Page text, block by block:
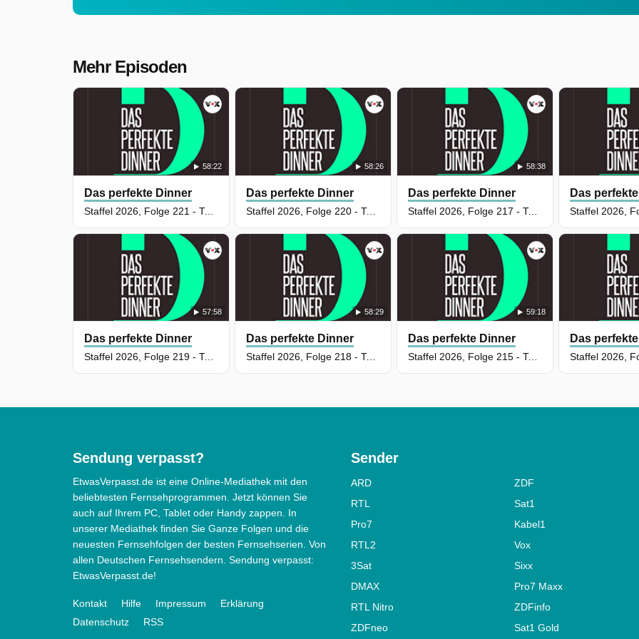
Mehr Episoden
58:22
Das perfekte Dinner
Staffel 2026, Folge 221 - Tag 3: Kim, Aachen
58:26
Das perfekte Dinner
Staffel 2026, Folge 220 - Tag 2: Alida, Aachen
57:58
Das perfekte Dinner
Staffel 2026, Folge 219 - Tag 1: Bastian, Aachen
58:29
Das perfekte Dinner
Staffel 2026, Folge 218 - Tag 5: Susanne, Darmstadt
58:38
Das perfekte Dinner
Staffel 2026, Folge 217 - Tag 4: Turina, Darmstadt
Das
59:18
Das perfekte Dinner
Staffel 2026, Folge 215 - Tag 2: Petra, Darmstadt
Das
Sendung verpasst?
EtwasVerpasst.de ist eine Online-Mediathek mit den
beliebtesten Fernsehprogrammen. Jetzt können Sie
auch auf Ihrem PC, Tablet oder Handy zappen. In
unserer Mediathek finden Sie Ganze Folgen und die
neuesten Fernsehfolgen der besten Fernsehserien. Von
allen Deutschen Fernsehsendern. Sendung verpasst:
EtwasVerpasst.de!
Kontakt Hilfe Impressum
Erklärung
Datenschutz
RSS
Sender
ARD
ZDF
RTL
Sat1
Pro7
Kabel1
RTL2
Vox
3Sat
Sixx
DMAX
Pro7 Maxx
RTL Nitro
ZDFinfo
ZDFneo
Sat1 Gold